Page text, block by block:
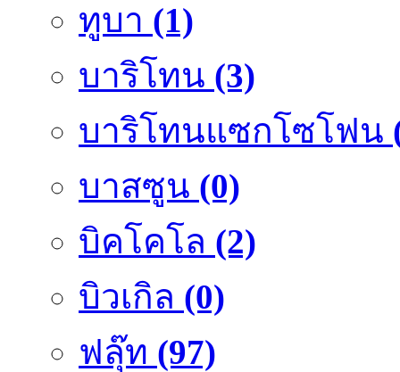
ทูบา (1)
บาริโทน (3)
บาริโทนแซกโซโฟน
บาสซูน (0)
บิคโคโล (2)
บิวเกิล (0)
ฟลุ๊ท (97)